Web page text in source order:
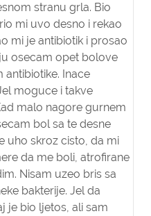
stranu grla. Bio
mi uvo desno i rekao
mi je antibiotik i prosao
osecam opet bolove
antibiotike. Inace
moguce i takve
malo nagore gurnem
bol sa te desne
uho skroz cisto, da mi
da me boli, atrofirane
Nisam uzeo bris sa
bakterije. Jel da
je bio ljetos, ali sam